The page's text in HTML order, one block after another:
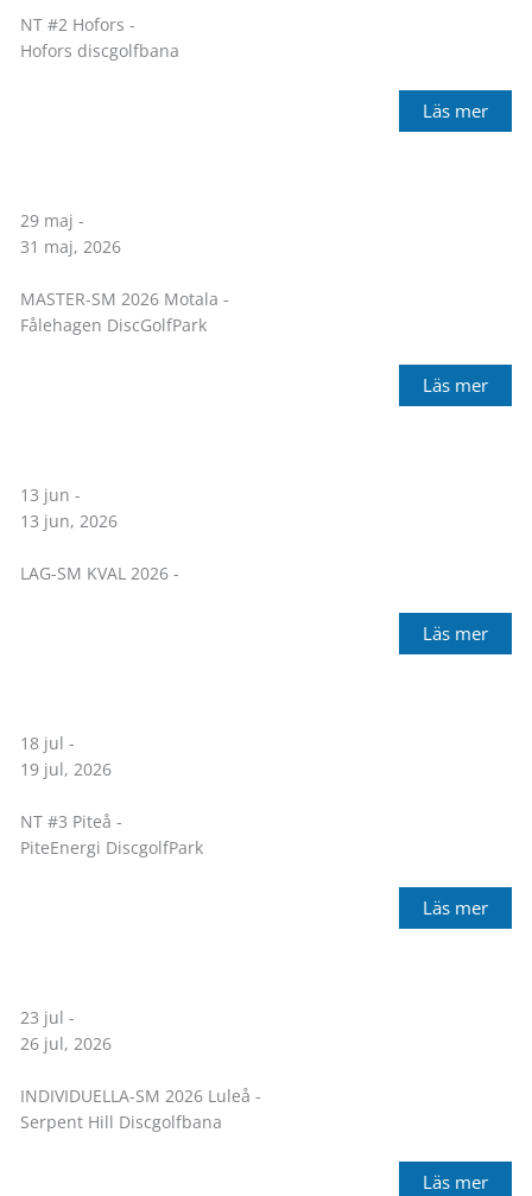
NT #2 Hofors -
Hofors discgolfbana
Läs mer
29 maj -
31 maj, 2026
MASTER-SM 2026 Motala -
Fålehagen DiscGolfPark
Läs mer
13 jun -
13 jun, 2026
LAG-SM KVAL 2026 -
Läs mer
18 jul -
19 jul, 2026
NT #3 Piteå -
PiteEnergi DiscgolfPark
Läs mer
23 jul -
26 jul, 2026
INDIVIDUELLA-SM 2026 Luleå -
Serpent Hill Discgolfbana
Läs mer